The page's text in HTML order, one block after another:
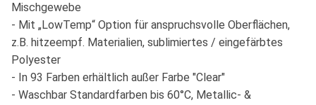
Mischgewebe
- Mit „LowTemp“ Option für anspruchsvolle Oberflächen,
z.B. hitzeempf. Materialien, sublimiertes / eingefärbtes
Polyester
- In 93 Farben erhältlich außer Farbe "Clear"
- Waschbar Standardfarben bis 60°C, Metallic- &